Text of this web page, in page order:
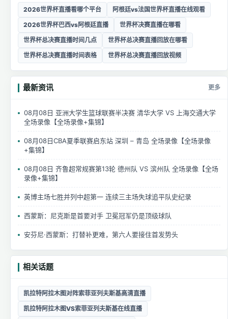
2026世界杯直播看哪个平台
阿根廷vs法国世界杯直播在线观看
2026世界杯巴西vs阿根廷直播
世界杯决赛直播在哪看
世界杯总决赛直播时间几点
世界杯总决赛直播回放在哪看
世界杯总决赛直播时间表格
世界杯总决赛直播回放视频
最新资讯 更多
08月08日 亚洲大学生篮球联赛半决赛 清华大学 VS 上海交通大学
全场录像【全场录像+集锦】
08月08日CBA夏季联赛启东站 深圳 – 青岛 全场录像【全场录像
+集锦】
08月08日 齐鲁超常规赛第13轮 德州队 VS 滨州队 全场录像【全场
录像+集锦】
英博主场七胜并列中超第一 连续三主场失球追平队史纪录
西蒙斯：尼克斯是首要对手 卫冕冠军仍是顶级球队
安芬尼·西蒙斯：打替补更难，第六人要接住首发势头
相关话题
凯拉特阿拉木图对阵索菲亚列夫斯基高清直播
凯拉特阿拉木图VS索菲亚列夫斯基在线直播